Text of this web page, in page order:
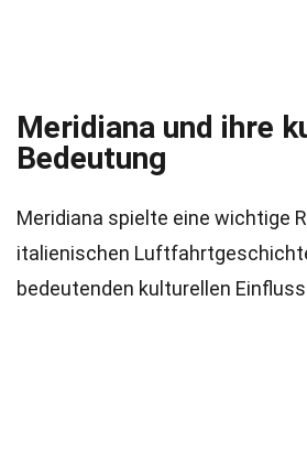
Meridiana und ihre
Bedeutung
Meridiana spielte eine wichtige
italienischen
bedeutenden kulturellen